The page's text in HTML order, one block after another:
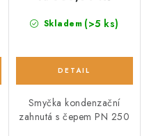
Skladem (>5 ks)
Smyčka kondenzační
zahnutá s čepem PN 250